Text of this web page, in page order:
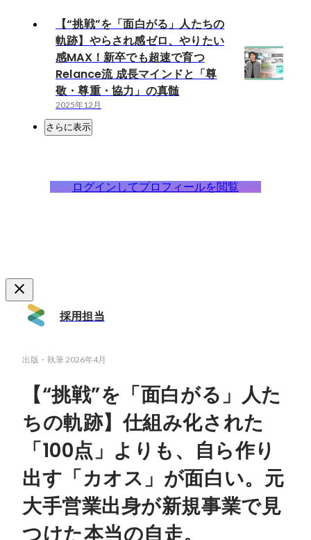
【“挑戦”を「面白がる」人たちの
軌跡】やらされ感ゼロ、やりたい
感MAX！新卒でも超速で育つ
Relance流 成長マインドと「尊
敬・尊重・協力」の真髄
2025年12月
さらに表示
ログインしてプロフィールを閲覧
採用担当
出版・執筆2026年4月
【“挑戦”を「面白がる」人た
ちの軌跡】仕組み化された
「100点」よりも、自ら作り
出す「カオス」が面白い。元
大手営業出身が新規事業で見
つけた本当の自走。